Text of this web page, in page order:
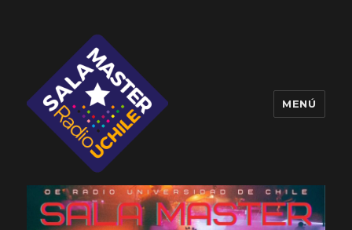
Sala Master
MENÚ